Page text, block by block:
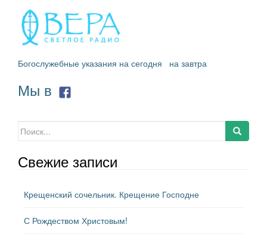
Богослужебные указания на сегодня на завтра
Мы в
Искать:
Свежие записи
Крещенский сочельник. Крещение Господне
С Рождеством Христовым!